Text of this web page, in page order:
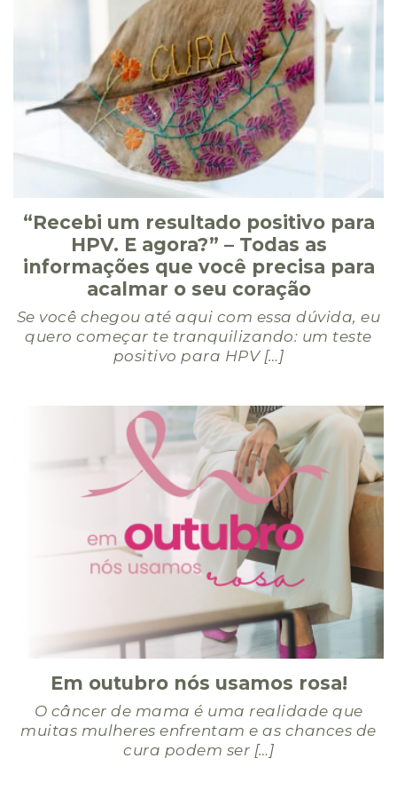
“Recebi um resultado positivo para
HPV. E agora?” – Todas as
informações que você precisa para
acalmar o seu coração
Se você chegou até aqui com essa dúvida, eu
quero começar te tranquilizando: um teste
positivo para HPV […]
Em outubro nós usamos rosa!
O câncer de mama é uma realidade que
muitas mulheres enfrentam e as chances de
cura podem ser […]